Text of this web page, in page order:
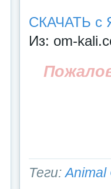
СКАЧАТЬ с
Из: om-
Теги: